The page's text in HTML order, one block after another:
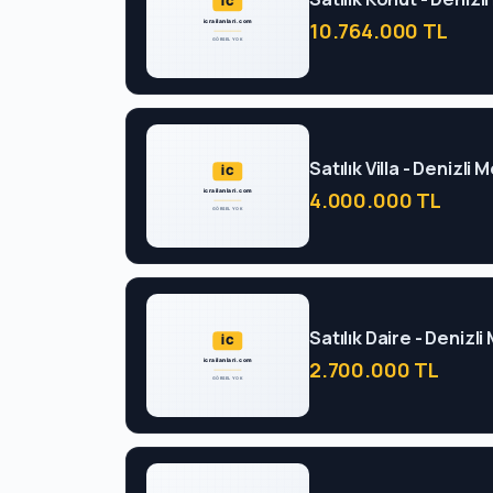
10.764.000 TL
Satılık Villa - Denizli
4.000.000 TL
Satılık Daire -
2.700.000 TL